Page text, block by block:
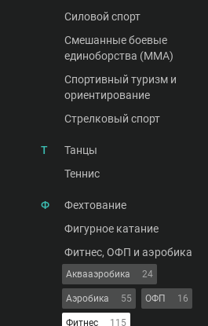
Силовой спорт
Смешанные боевые
единоборства (MMA)
Спортивный туризм и
ориентирование
Стрелковый спорт
Т Танцы
Теннис
Ф Фехтование
Фигурное катание
Фитнес, ОФП и аэробика
Аквааэробика 24
Аэробика 55 ОФП 16
Фитнес 115